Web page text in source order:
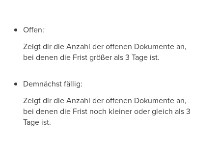
Offen:
Zeigt dir die Anzahl der offenen Dokumente an,
bei denen die Frist größer als 3 Tage ist.
Demnächst fällig:
Zeigt dir die Anzahl der offenen Dokumente an,
bei denen die Frist noch kleiner oder gleich als 3
Tage ist.